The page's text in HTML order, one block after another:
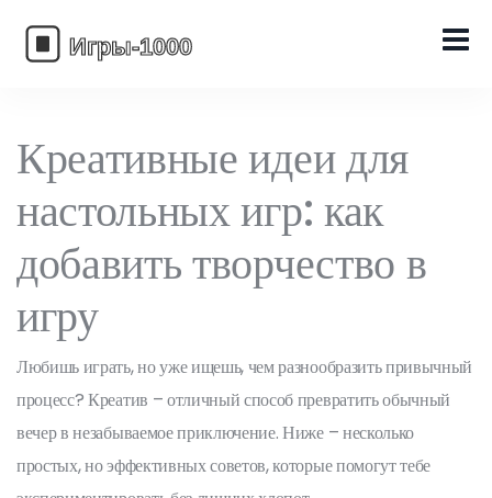
Креативные идеи для
настольных игр: как
добавить творчество в
игру
Любишь играть, но уже ищешь, чем разнообразить привычный
процесс? Креатив – отличный способ превратить обычный
вечер в незабываемое приключение. Ниже – несколько
простых, но эффективных советов, которые помогут тебе